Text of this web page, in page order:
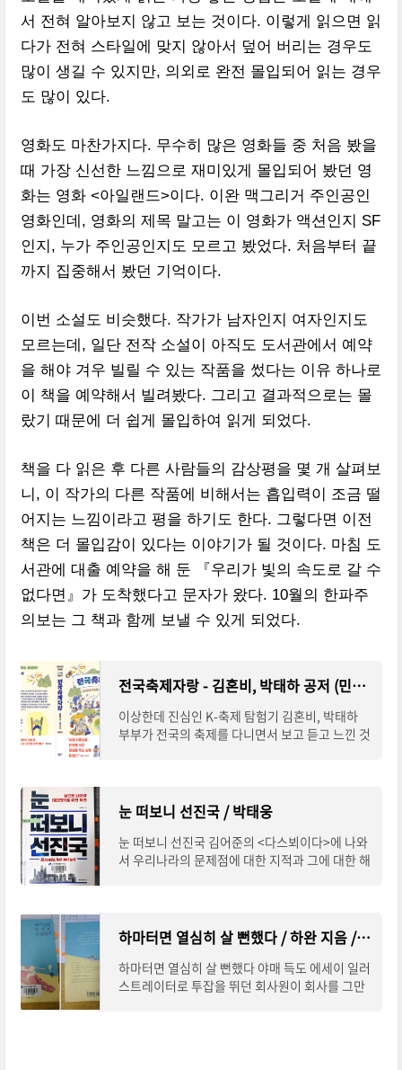
서 전혀 알아보지 않고 보는 것이다. 이렇게 읽으면 읽
다가 전혀 스타일에 맞지 않아서 덮어 버리는 경우도
많이 생길 수 있지만, 의외로 완전 몰입되어 읽는 경우
도 많이 있다.
영화도 마찬가지다. 무수히 많은 영화들 중 처음 봤을
때 가장 신선한 느낌으로 재미있게 몰입되어 봤던 영
화는 영화 <아일랜드>이다. 이완 맥그리거 주인공인
영화인데, 영화의 제목 말고는 이 영화가 액션인지 SF
인지, 누가 주인공인지도 모르고 봤었다. 처음부터 끝
까지 집중해서 봤던 기억이다.
이번 소설도 비슷했다. 작가가 남자인지 여자인지도
모르는데, 일단 전작 소설이 아직도 도서관에서 예약
을 해야 겨우 빌릴 수 있는 작품을 썼다는 이유 하나로
이 책을 예약해서 빌려봤다. 그리고 결과적으로는 몰
랐기 때문에 더 쉽게 몰입하여 읽게 되었다.
책을 다 읽은 후 다른 사람들의 감상평을 몇 개 살펴보
니, 이 작가의 다른 작품에 비해서는 흡입력이 조금 떨
어지는 느낌이라고 평을 하기도 한다. 그렇다면 이전
책은 더 몰입감이 있다는 이야기가 될 것이다. 마침 도
서관에 대출 예약을 해 둔 『우리가 빛의 속도로 갈 수
없다면』가 도착했다고 문자가 왔다. 10월의 한파주
의보는 그 책과 함께 보낼 수 있게 되었다.
전국축제자랑 - 김혼비, 박태하 공저 (민음사)
이상한데 진심인 K-축제 탐험기 김혼비, 박태하
부부가 전국의 축제를 다니면서 보고 듣고 느낀 것
눈 떠보니 선진국 / 박태웅
눈 떠보니 선진국 김어준의 <다스뵈이다>에 나와
서 우리나라의 문제점에 대한 지적과 그에 대한 해
하마터면 열심히 살 뻔했다 / 하완 지음 / 웅진 지식하우스 (2018)
하마터면 열심히 살 뻔했다 야매 득도 에세이 일러
스트레이터로 투잡을 뛰던 회사원이 회사를 그만